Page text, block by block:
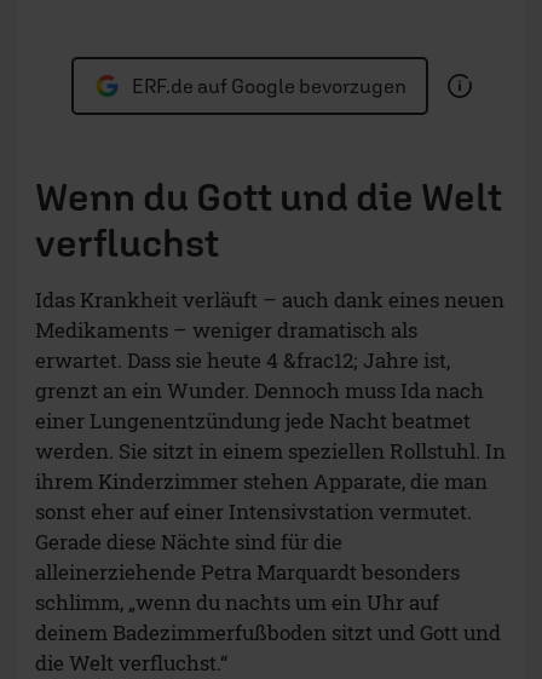
ERF.de auf Google bevorzugen
Wenn du Gott und die Welt
verfluchst
Idas Krankheit verläuft – auch dank eines neuen
Medikaments – weniger dramatisch als
erwartet. Dass sie heute 4 &frac12; Jahre ist,
grenzt an ein Wunder. Dennoch muss Ida nach
einer Lungenentzündung jede Nacht beatmet
werden. Sie sitzt in einem speziellen Rollstuhl. In
ihrem Kinderzimmer stehen Apparate, die man
sonst eher auf einer Intensivstation vermutet.
Gerade diese Nächte sind für die
alleinerziehende Petra Marquardt besonders
schlimm, „wenn du nachts um ein Uhr auf
deinem Badezimmerfußboden sitzt und Gott und
die Welt verfluchst.“